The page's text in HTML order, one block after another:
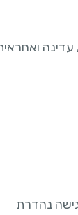
נהדרת